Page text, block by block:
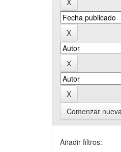
Comenzar
Añadir filtros: